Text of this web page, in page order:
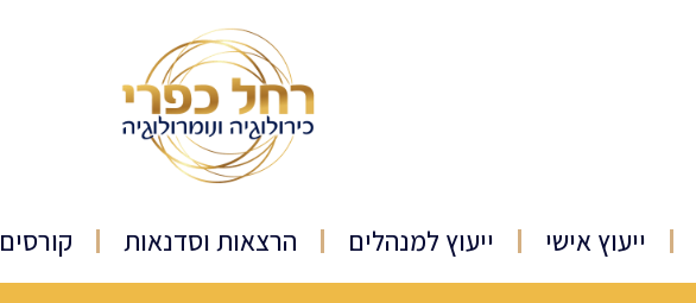
ייעוץ אישי ייעוץ למנהלים הרצאות וסדנאות קורסים